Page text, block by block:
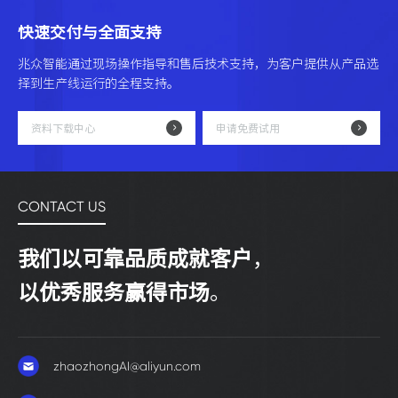
快速交付与全面支持
兆众智能通过现场操作指导和售后技术支持，为客户提供从产品选
择到生产线运行的全程支持。
资料下载中心 申请免费试用
CONTACT US
我们以可靠品质成就客户 ，
以优秀服务赢得市场。
zhaozhongAI@aliyun.com